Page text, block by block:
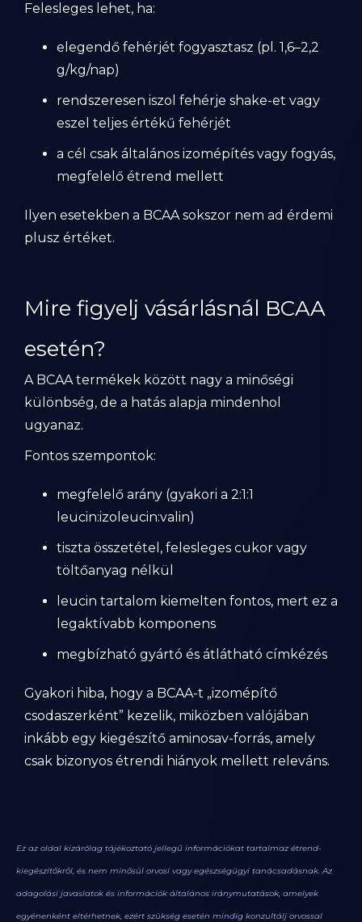
Felesleges lehet, ha:
elegendő fehérjét fogyasztasz (pl. 1,6–2,2
g/kg/nap)
rendszeresen iszol fehérje shake-et vagy
eszel teljes értékű fehérjét
a cél csak általános izomépítés vagy fogyás,
megfelelő étrend mellett
Ilyen esetekben a BCAA sokszor nem ad érdemi
plusz értéket.
Mire figyelj vásárlásnál BCAA
esetén?
A BCAA termékek között nagy a minőségi
különbség, de a hatás alapja mindenhol
ugyanaz.
Fontos szempontok:
megfelelő arány (gyakori a 2:1:1
leucin:izoleucin:valin)
tiszta összetétel, felesleges cukor vagy
töltőanyag nélkül
leucin tartalom kiemelten fontos, mert ez a
legaktívabb komponens
megbízható gyártó és átlátható címkézés
Gyakori hiba, hogy a BCAA-t „izomépítő
csodaszerként” kezelik, miközben valójában
inkább egy kiegészítő aminosav-forrás, amely
csak bizonyos étrendi hiányok mellett releváns.
Ez az oldal kizárólag tájékoztató jellegű információkat tartalmaz étrend-
kiegészítőkről, és nem minősül orvosi vagy egészségügyi tanácsadásnak. Az
adagolási javaslatok és információk általános iránymutatások, amelyek
egyénenként eltérhetnek, ezért szükség esetén mindig konzultálj orvossal